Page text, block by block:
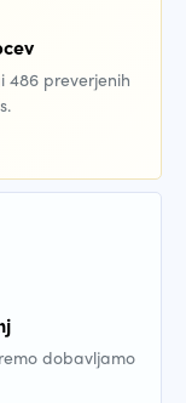
486 preverjenih
dobavljamo